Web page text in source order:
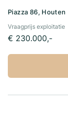
Piazza 86, Houten
Vraagprijs exploitatie
€ 230.000,-